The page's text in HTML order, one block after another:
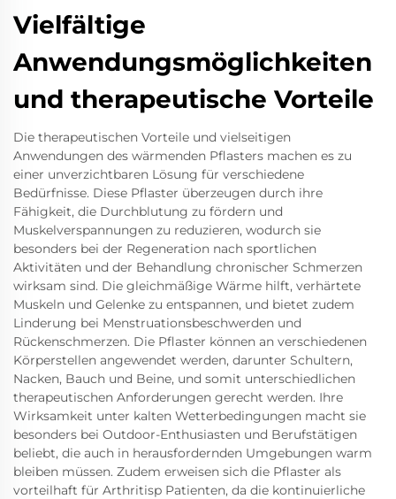
Vielfältige
Anwendungsmöglichkeiten
und therapeutische Vorteile
Die therapeutischen Vorteile und vielseitigen
Anwendungen des wärmenden Pflasters machen es zu
einer unverzichtbaren Lösung für verschiedene
Bedürfnisse. Diese Pflaster überzeugen durch ihre
Fähigkeit, die Durchblutung zu fördern und
Muskelverspannungen zu reduzieren, wodurch sie
besonders bei der Regeneration nach sportlichen
Aktivitäten und der Behandlung chronischer Schmerzen
wirksam sind. Die gleichmäßige Wärme hilft, verhärtete
Muskeln und Gelenke zu entspannen, und bietet zudem
Linderung bei Menstruationsbeschwerden und
Rückenschmerzen. Die Pflaster können an verschiedenen
Körperstellen angewendet werden, darunter Schultern,
Nacken, Bauch und Beine, und somit unterschiedlichen
therapeutischen Anforderungen gerecht werden. Ihre
Wirksamkeit unter kalten Wetterbedingungen macht sie
besonders bei Outdoor-Enthusiasten und Berufstätigen
beliebt, die auch in herausfordernden Umgebungen warm
bleiben müssen. Zudem erweisen sich die Pflaster als
vorteilhaft für Arthritisp Patienten, da die kontinuierliche